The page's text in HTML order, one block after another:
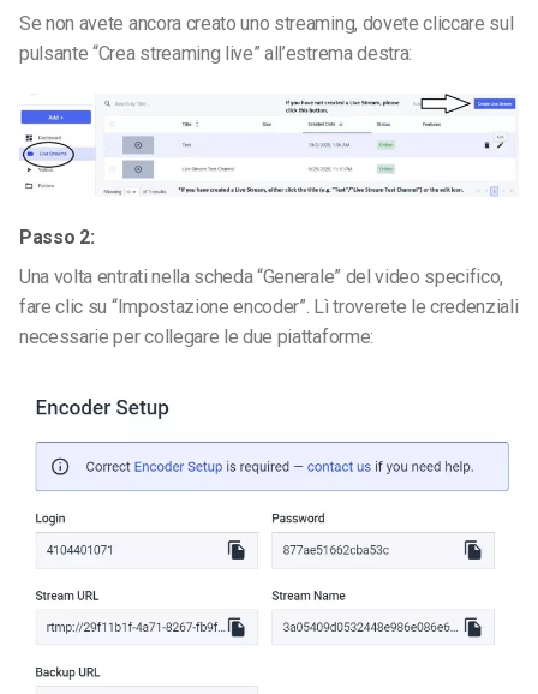
Se non avete ancora creato uno streaming, dovete cliccare sul
pulsante “Crea streaming live” all’estrema destra:
Passo 2:
Una volta entrati nella scheda “Generale” del video specifico,
fare clic su “Impostazione encoder”. Lì troverete le credenziali
necessarie per collegare le due piattaforme: